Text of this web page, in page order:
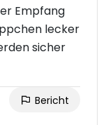
Empfang
lecker
sicher
Bericht